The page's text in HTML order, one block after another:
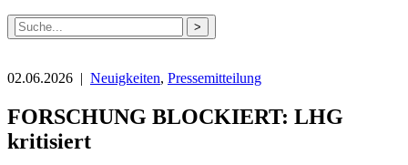
Suche
nach:
02.06.2026 | Neuigkeiten, Pressemitteilung
FORSCHUNG BLOCKIERT: LHG
kritisiert